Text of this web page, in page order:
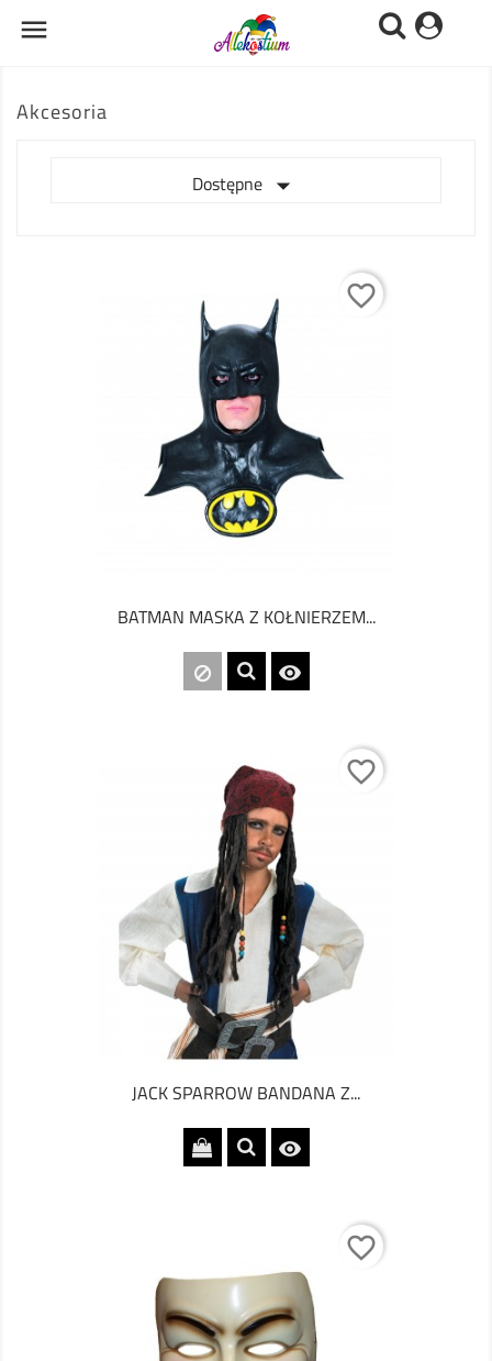

Akcesoria
Dostępne 
favorite_border
BATMAN MASKA Z KOŁNIERZEM...

favorite_border
JACK SPARROW BANDANA Z...

favorite_border